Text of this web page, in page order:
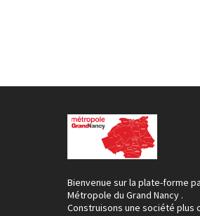
Bienvenue sur la plate-forme
Métropole du Grand Nancy .
Construisons une société